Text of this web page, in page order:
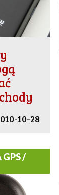
10-28
GPS /